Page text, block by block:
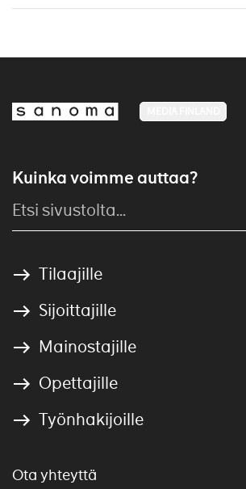
Kuinka voimme auttaa?
Tilaajille
Sijoittajille
Mainostajille
Opettajille
Työnhakijoille
Ota yhteyttä